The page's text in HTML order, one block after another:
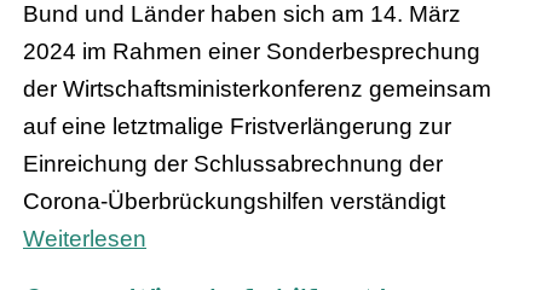
Bund und Länder haben sich am 14. März
2024 im Rahmen einer Sonderbesprechung
der Wirtschaftsministerkonferenz gemeinsam
auf eine letztmalige Fristverlängerung zur
Einreichung der Schlussabrechnung der
Corona-Überbrückungshilfen verständigt
Weiterlesen